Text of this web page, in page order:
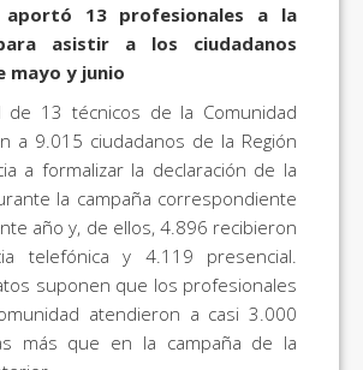
aportó 13 profesionales a la
asistir a los ciudadanos
mayo y junio
de 13 técnicos de la Comunidad
a 9.015 ciudadanos de la Región
a formalizar la declaración de la
la campaña correspondiente
año y, de ellos, 4.896 recibieron
telefónica y 4.119 presencial.
suponen que los profesionales
atendieron a casi 3.000
más que en la campaña de la